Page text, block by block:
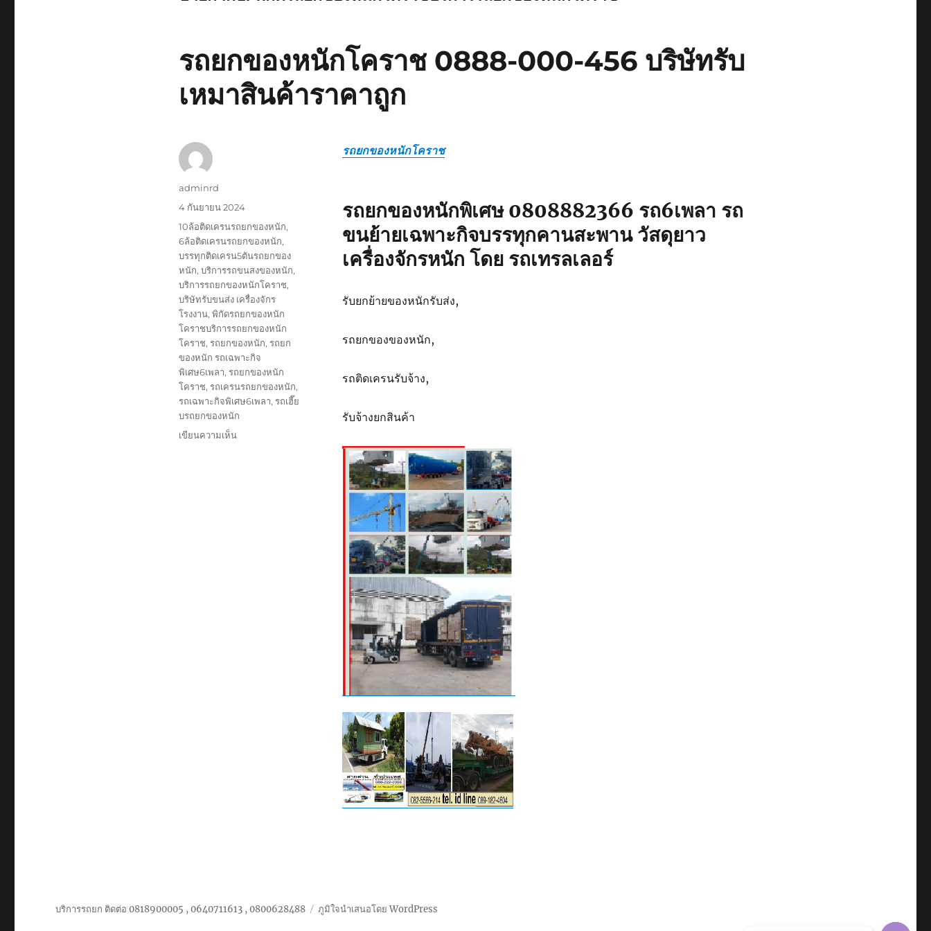
รถยกของหนักโคราช 0888-000-456 บริษัทรับ
เหมาสินค้าราคาถูก
รถยกของหนักโคราช
รถยกของหนักพิเศษ 0808882366 รถ6เพลา รถ
ขนย้ายเฉพาะกิจบรรทุกคานสะพาน วัสดุยาว
เครื่องจักรหนัก โดย รถเทรลเลอร์
รับยกย้ายของหนักรับส่ง,
รถยกของของหนัก,
รถติดเครนรับจ้าง,
รับจ้างยกสินค้า
ผู้
เขียน
adminrd
เขียน
เมื่อ
4 กันยายน 2024
ป้าย
กำกับ
10ล้อติดเครนรถยกของหนัก,
6ล้อติดเครนรถยกของหนัก,
บรรทุกติดเครน5ตันรถยกของ
หนัก, บริการรถขนสงของหนัก,
บริการรถยกของหนักโคราช,
บริษัทรับขนส่ง เครื่องจักร
โรงงาน, พิกัดรถยกของหนัก
โคราชบริการรถยกของหนัก
โคราช, รถยกของหนัก, รถยก
ของหนัก รถเฉพาะกิจ
พิเศษ6เพลา, รถยกของหนัก
โคราช, รถเครนรถยกของหนัก,
รถเฉพาะกิจพิเศษ6เพลา, รถเฮี๊ย
บรถยกของหนัก
เขียนความเห็นบน
บริการรถยก ติดต่อ 0818900005 , 0640711613 , 0800628488 ภูมิใจนำเสนอโดย WordPress